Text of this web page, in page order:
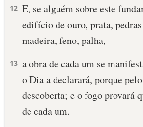
12 E, se alguém sobre este
edifício de ouro, prata,
madeira, feno, palha,
13 a obra de cada um se
o Dia a declarará, porque
descoberta; e o fogo provará
de cada um.